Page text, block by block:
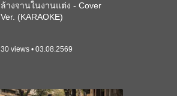
ล้างจานในงานแต่ง - Cover
Ver. (KARAOKE)
30 views • 03.08.2569